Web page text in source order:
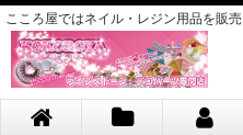
こころ屋ではネイル・レジン用品を販売